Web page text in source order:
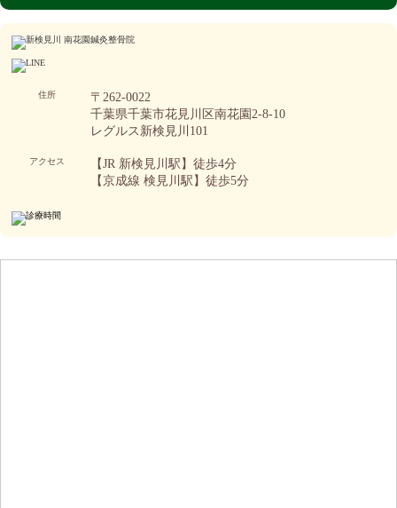
住所
〒262-0022
千葉県千葉市花見川区南花園2-8-10
レグルス新検見川101
アクセス
【JR 新検見川駅】徒歩4分
【京成線 検見川駅】徒歩5分